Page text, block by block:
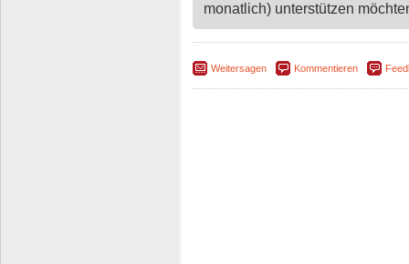
monatlich) unterstützen
Weitersagen Kommentieren